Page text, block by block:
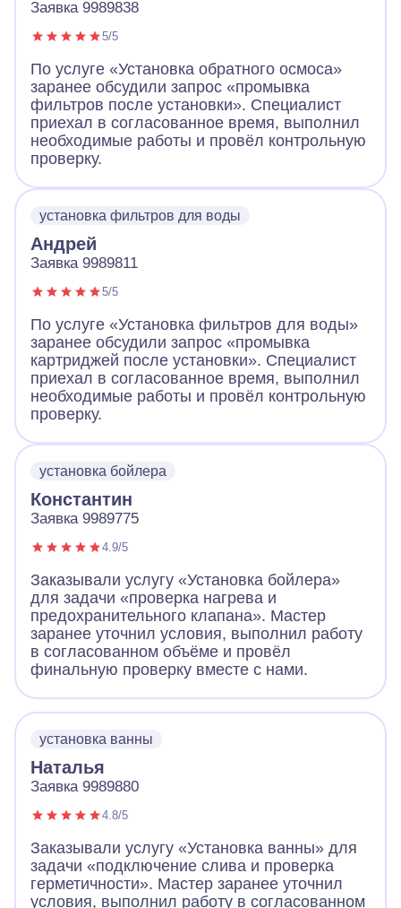
Заявка 9989838
5/5
По услуге «Установка обратного осмоса»
заранее обсудили запрос «промывка
фильтров после установки». Специалист
приехал в согласованное время, выполнил
необходимые работы и провёл контрольную
проверку.
установка фильтров для воды
Андрей
Заявка 9989811
5/5
По услуге «Установка фильтров для воды»
заранее обсудили запрос «промывка
картриджей после установки». Специалист
приехал в согласованное время, выполнил
необходимые работы и провёл контрольную
проверку.
установка бойлера
Константин
Заявка 9989775
4.9/5
Заказывали услугу «Установка бойлера»
для задачи «проверка нагрева и
предохранительного клапана». Мастер
заранее уточнил условия, выполнил работу
в согласованном объёме и провёл
финальную проверку вместе с нами.
установка ванны
Наталья
Заявка 9989880
4.8/5
Заказывали услугу «Установка ванны» для
задачи «подключение слива и проверка
герметичности». Мастер заранее уточнил
условия, выполнил работу в согласованном